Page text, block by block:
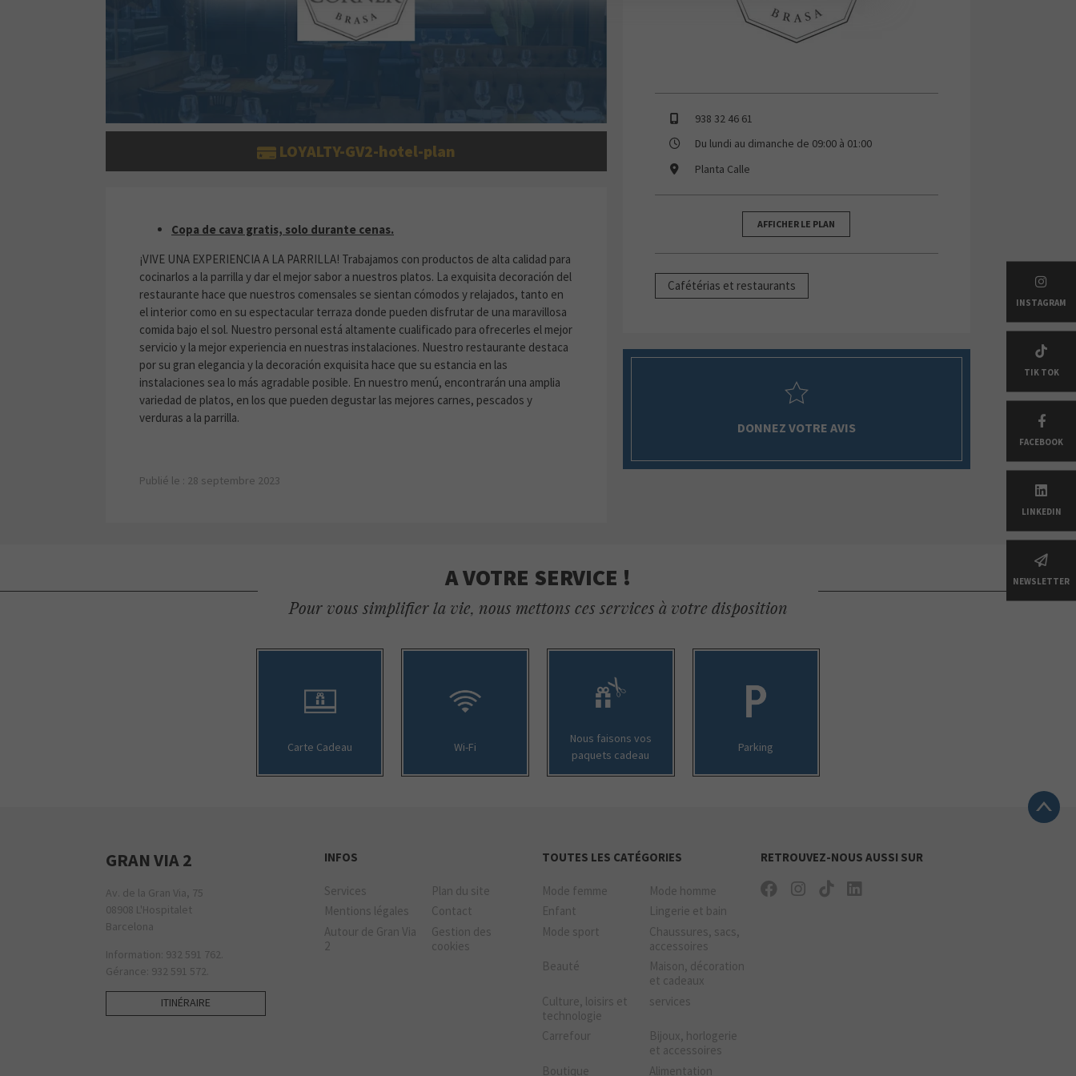
LOYALTY-GV2-hotel-plan
COPA DE CAVA GRATIS, SOLO DURANTE CENAS
Copa de cava gratis, solo durante cenas.
¡VIVE UNA EXPERIENCIA A LA PARRILLA! Trabajamos con productos de alta calidad para
cocinarlos a la parrilla y dar el mejor sabor a nuestros platos. La exquisita decoración del
restaurante hace que nuestros comensales se sientan cómodos y relajados, tanto en
el interior como en su espectacular terraza donde pueden disfrutar de una maravillosa
comida bajo el sol. Nuestro personal está altamente cualificado para ofrecerles el mejor
servicio y la mejor experiencia en nuestras instalaciones. Nuestro restaurante destaca
por su gran elegancia y la decoración exquisita hace que su estancia en las
instalaciones sea lo más agradable posible. En nuestro menú, encontrarán una amplia
variedad de platos, en los que pueden degustar las mejores carnes, pescados y
verduras a la parrilla.
Publié le : 28 septembre 2023
938 32 46 61
Du lundi au dimanche de 09:00 à 01:00
Planta Calle
AFFICHER LE PLAN
Cafétérias et restaurants
DONNEZ VOTRE AVIS
A VOTRE SERVICE !
Pour vous simplifier la vie, nous mettons ces services à votre disposition
Carte Cadeau Wi-Fi
Nous faisons vos
paquets cadeau
Parking
INSTAGRAM
TIK TOK
FACEBOOK
LINKEDIN
NEWSLETTER
GRAN VIA 2
Av. de la Gran Via, 75
08908 L'Hospitalet
Barcelona
Information: 932 591 762.
Gérance: 932 591 572.
ITINÉRAIRE
INFOS
Services
Plan du site
Mentions légales
Contact
Autour de Gran Via
2
Gestion des
cookies
TOUTES LES CATÉGORIES
Mode femme
Mode homme
Enfant
Lingerie et bain
Mode sport
Chaussures, sacs,
accessoires
Beauté
Maison, décoration
et cadeaux
Culture, loisirs et
technologie
services
Carrefour
Bijoux, horlogerie
et accessoires
Boutique
Alimentation
RETROUVEZ-NOUS AUSSI SUR